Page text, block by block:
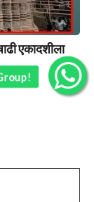
एकादशीला